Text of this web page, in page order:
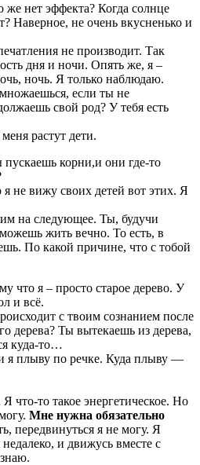
же нет эффекта? Когда солнце
Наверное, не очень вкусненько и
не производит. Так
дня и ночи. Опять же, я –
ночь. Я только наблюдаю.
если ты не
свой род? У тебя есть
растут дети.
корни,и они где-то
не вижу своих детей вот этих. Я
на следующее. Ты, будучи
жить вечно. То есть, в
По какой причине, что с тобой
что я – просто старое дерево. У
и всё.
с твоим сознанием после
дерева? Ты вытекаешь из дерева,
куда-то…
я плыву по речке. Куда плыву —
что-то такое энергетическое. Но
Мне нужна обязательно
передвинуться я не могу. Я
и движусь вместе с